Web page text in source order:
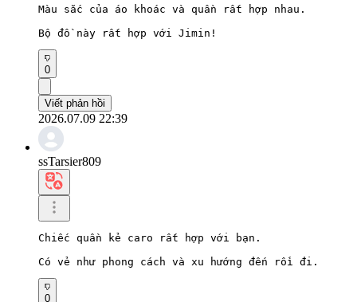
Màu sắc của áo khoác và quần rất hợp nhau.
Bộ đồ này rất hợp với Jimin!
0
Viết phản hồi
2026.07.09 22:39
ssTarsier809
Chiếc quần kẻ caro rất hợp với bạn.
Có vẻ như phong cách và xu hướng đến rồi đi.
0